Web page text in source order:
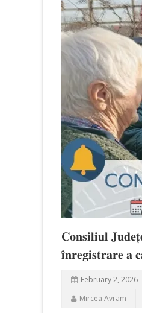
𝐂𝐨𝐧𝐬𝐢𝐥𝐢𝐮𝐥
𝐢̂𝐧𝐫𝐞𝐠𝐢𝐬𝐭𝐫𝐚𝐫𝐞 𝐚
February 2, 2026
Mircea Avram